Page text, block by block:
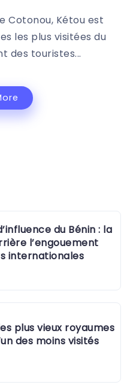
Cotonou, Kétou est
les plus visitées du
des touristes...
du Bénin : la
l’engouement
internationales
plus vieux royaumes
des moins visités